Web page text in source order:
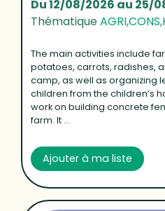
Du 12/08/2026 au 25/
Thématique
The main activities include
potatoes, carrots, radishes,
camp, as well as organizing
children from the children’s
work on building concrete
farm. It ...
Ajouter à ma liste